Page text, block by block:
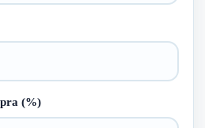
(%)